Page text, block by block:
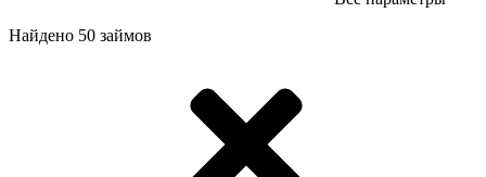
Найдено 50 займов